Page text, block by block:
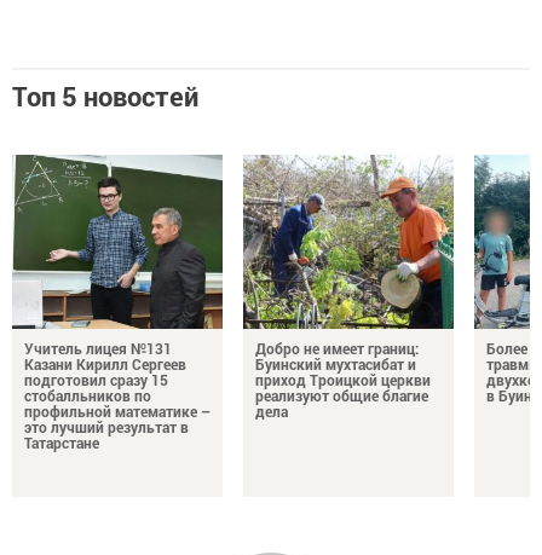
Топ 5 новостей
Учитель лицея №131
Казани Кирилл Сергеев
подготовил сразу 15
стобалльников по
профильной математике –
это лучший результат в
Татарстане
Добро не имеет границ:
Буинский мухтасибат и
приход Троицкой церкви
реализуют общие благие
дела
Более
травмы
в